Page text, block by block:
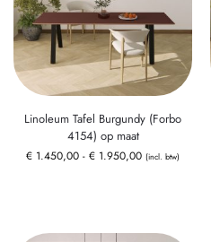
Linoleum Tafel Burgundy (Forbo
4154) op maat
€ 1.450,00 - € 1.950,00 (incl. btw)